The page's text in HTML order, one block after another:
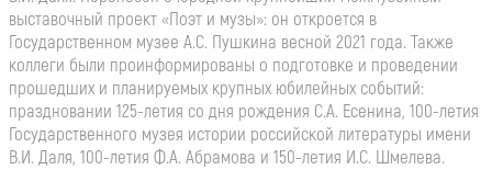
выставочный проект «Поэт и музы»: он откроется в
Государственном музее А.С. Пушкина весной 2021 года. Также
коллеги были проинформированы о подготовке и проведении
прошедших и планируемых крупных юбилейных событий:
праздновании 125-летия со дня рождения С.А. Есенина, 100-летия
Государственного музея истории российской литературы имени
В.И. Даля, 100-летия Ф.А. Абрамова и 150-летия И.С. Шмелева.